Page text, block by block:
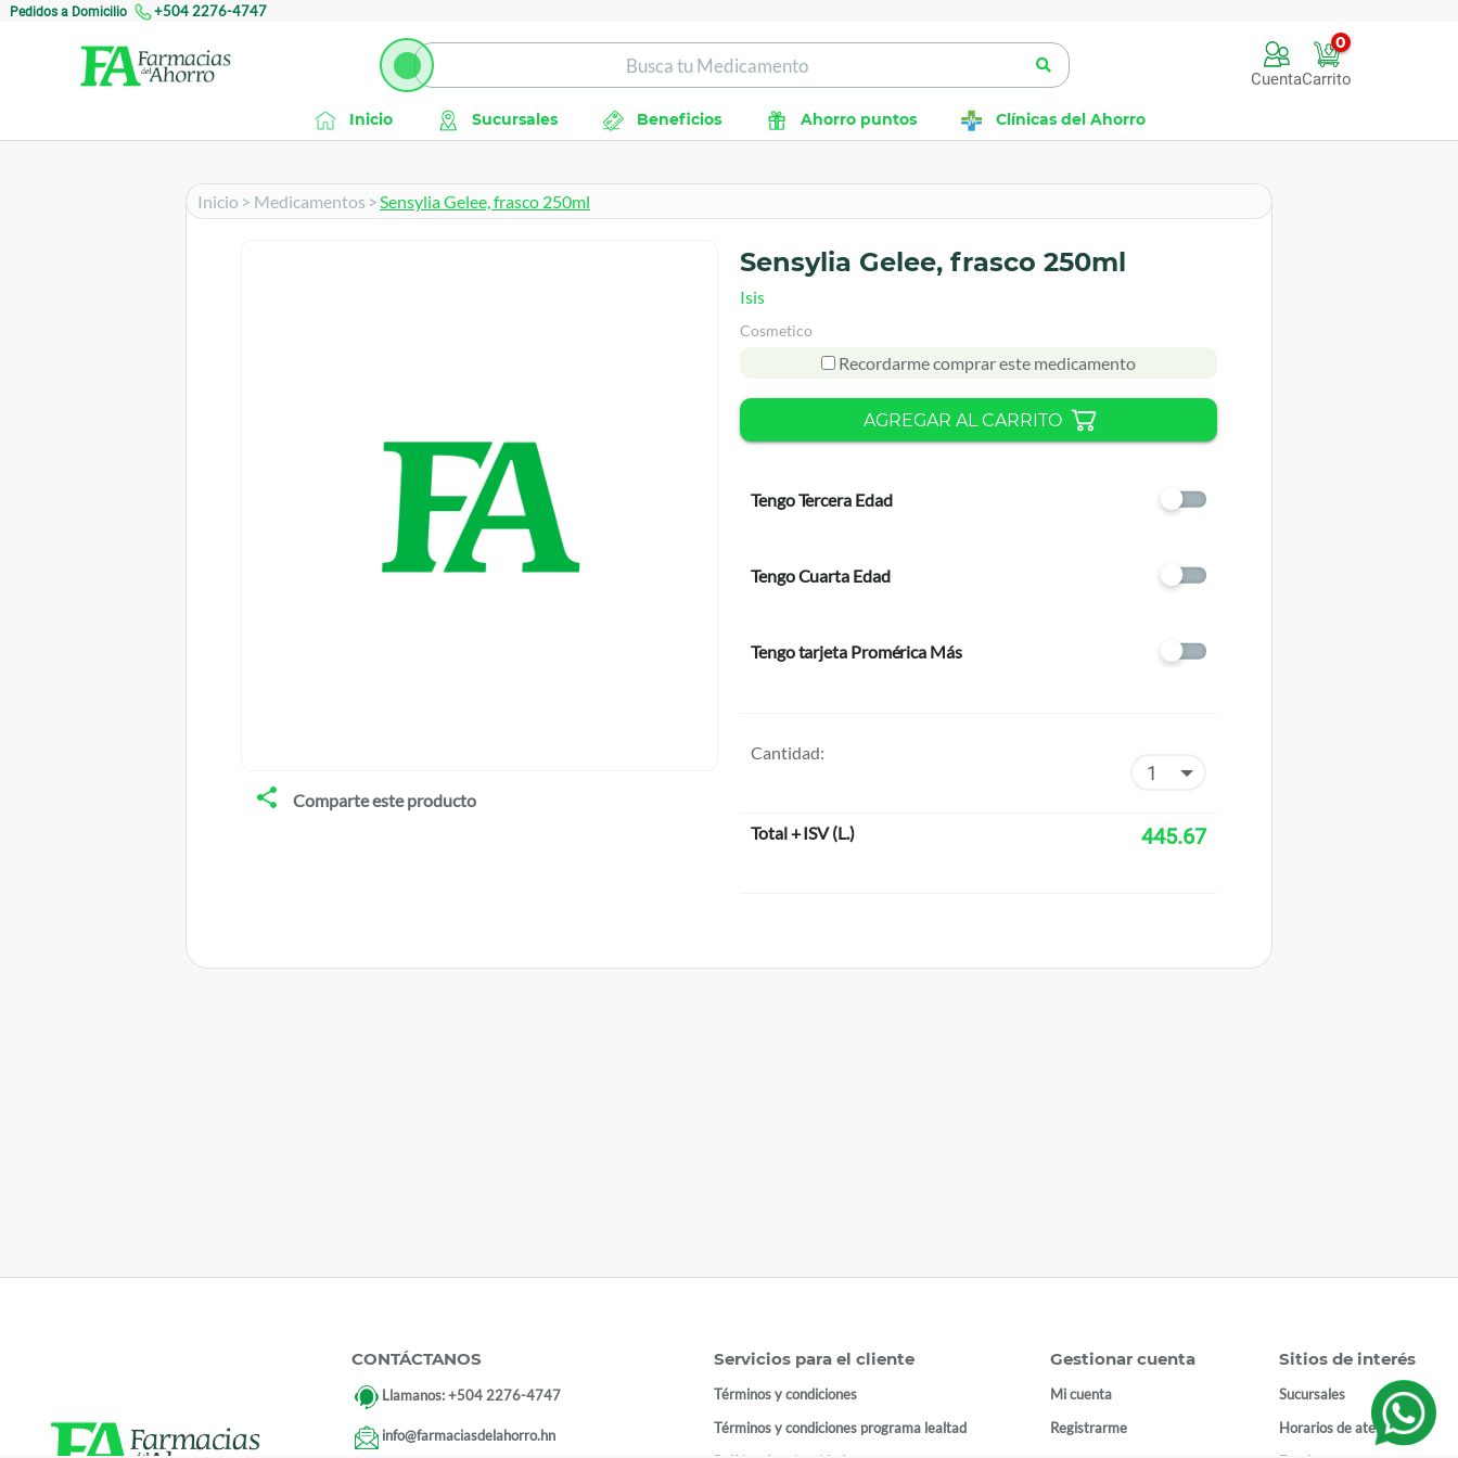
Pedidos a Domicilio +504 2276-4747
Cuenta
0
Carrito
Inicio Sucursales Beneficios Ahorro puntos Clínicas del Ahorro
Inicio > Medicamentos >Sensylia Gelee, frasco 250ml
Comparte este producto
Sensylia Gelee, frasco 250ml
Isis
Cosmetico
Recordarme comprar este medicamento
AGREGAR AL CARRITO
Tengo Tercera Edad
Tengo Cuarta Edad
Tengo tarjeta Promérica Más
Cantidad:
Total + ISV(L.) 445.67
CONTÁCTANOS
Llamanos:+504 2276-4747
info@farmaciasdelahorro.hn
Servicios para el cliente
Términos y condiciones
Términos y condiciones programa lealtad
Gestionar cuenta
Mi cuenta
Registrarme
Sitios de interés
Sucursales
Horarios de atención